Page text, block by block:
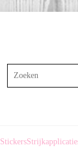
Stickers